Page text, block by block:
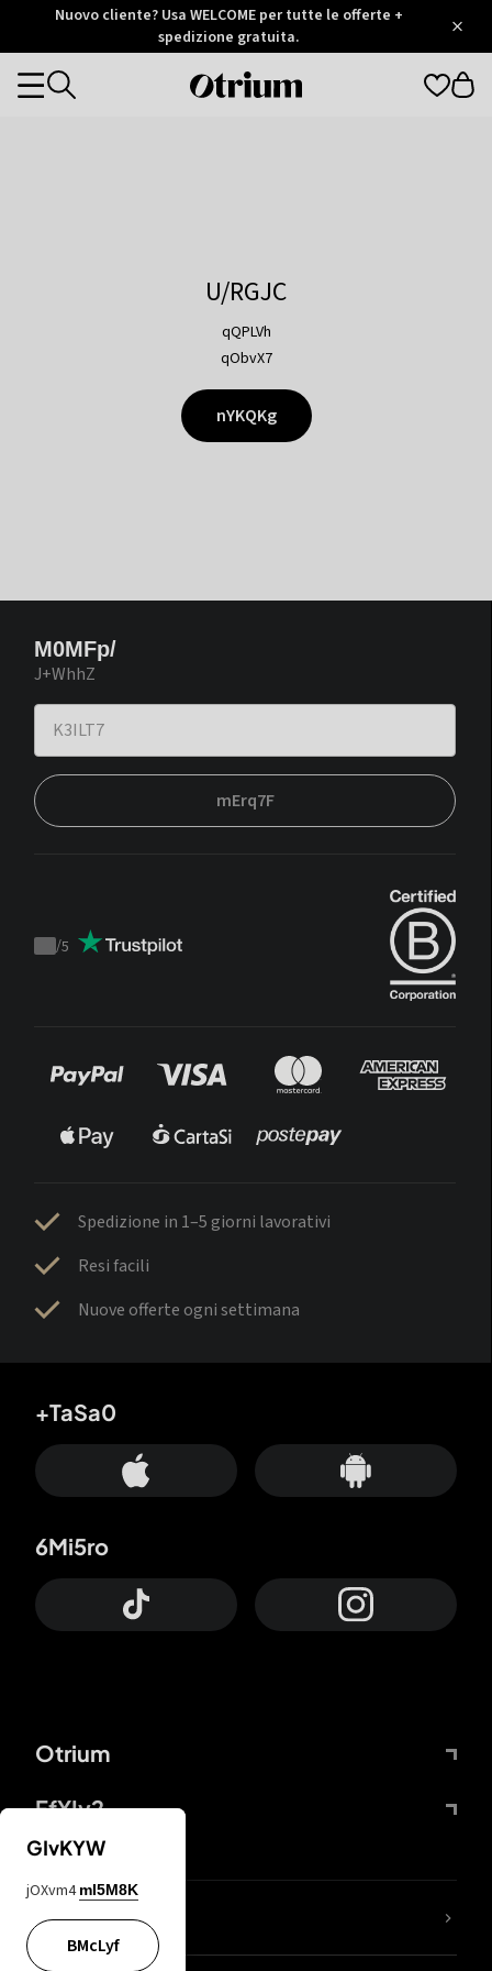
Otrium
Trustpilot
Nuovo cliente? Usa WELCOME per tutte le offerte +
spedizione gratuita.
Otrium
Categories
U/RGJC
qQPLVh
qObvX7
nYKQKg
M0MFp/
J+WhhZ
mErq7F
Trustpilot
/5
Spedizione in 1–5 giorni lavorativi
Resi facili
Nuove offerte ogni settimana
Otrium
FfYIy2
+TaSa0
6Mi5ro
Lj7sBL
GIvKYW
jOXvm4 mI5M8K
BMcLyf